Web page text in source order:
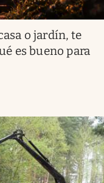
o jardín, te
es bueno para